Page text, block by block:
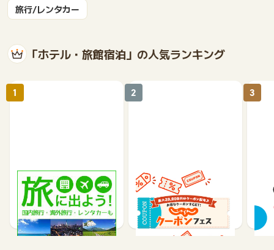
旅行/レンタカー
「ホテル・旅館宿泊」の人気ランキング
楽天トラベル
1%
1
じゃらんnet
1.2%
2
テ
3